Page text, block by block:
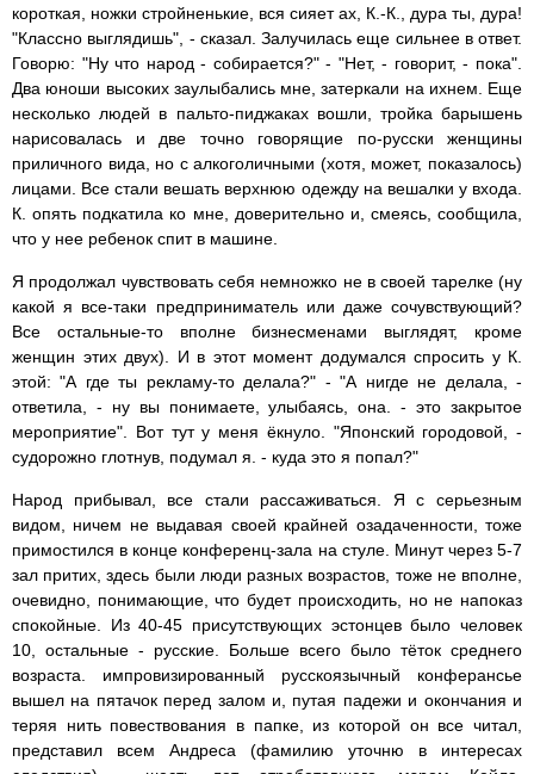
короткая, ножки стройненькие, вся сияет ах, К.-К., дура ты, дура!
"Классно выглядишь", - сказал. Залучилась еще сильнее в ответ.
Говорю: "Ну что народ - собирается?" - "Нет, - говорит, - пока".
Два юноши высоких заулыбались мне, затеркали на ихнем. Еще
несколько людей в пальто-пиджаках вошли, тройка барышень
нарисовалась и две точно говорящие по-русски женщины
приличного вида, но с алкоголичными (хотя, может, показалось)
лицами. Все стали вешать верхнюю одежду на вешалки у входа.
К. опять подкатила ко мне, доверительно и, смеясь, сообщила,
что у нее ребенок спит в машине.
Я продолжал чувствовать себя немножко не в своей тарелке (ну
какой я все-таки предприниматель или даже сочувствующий?
Все остальные-то вполне бизнесменами выглядят, кроме
женщин этих двух). И в этот момент додумался спросить у К.
этой: "А где ты рекламу-то делала?" - "А нигде не делала, -
ответила, - ну вы понимаете, улыбаясь, она. - это закрытое
мероприятие". Вот тут у меня ёкнуло. "Японский городовой, -
судорожно глотнув, подумал я. - куда это я попал?"
Народ прибывал, все стали рассаживаться. Я с серьезным
видом, ничем не выдавая своей крайней озадаченности, тоже
примостился в конце конференц-зала на стуле. Минут через 5-7
зал притих, здесь были люди разных возрастов, тоже не вполне,
очевидно, понимающие, что будет происходить, но не напоказ
спокойные. Из 40-45 присутствующих эстонцев было человек
10, остальные - русские. Больше всего было тёток среднего
возраста. импровизированный русскоязычный конферансье
вышел на пятачок перед залом и, путая падежи и окончания и
теряя нить повествования в папке, из которой он все читал,
представил всем Андреса (фамилию уточню в интересах